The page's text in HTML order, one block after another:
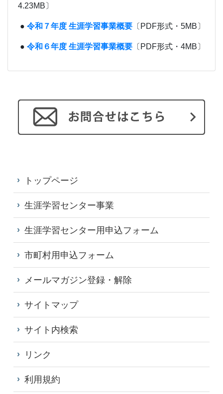
4.23MB〕
● 令和７年度 生涯学習事業概要 〔PDF形式・5MB〕
● 令和６年度 生涯学習事業概要 〔PDF形式・4MB〕
トップページ
生涯学習センター事業
生涯学習センター用申込フォーム
市町村用申込フォーム
メールマガジン登録・解除
サイトマップ
サイト内検索
リンク
利用規約